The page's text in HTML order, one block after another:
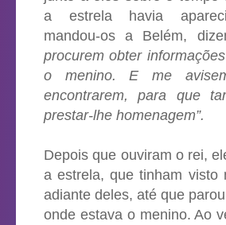
a estrela havia
mandou-os a Belém,
procurem obter
o menino. E me
encontrarem, para que
prestar-lhe homenagem”.
Depois que ouviram o rei,
a estrela, que tinham visto
adiante deles, até que
onde estava o menino. Ao